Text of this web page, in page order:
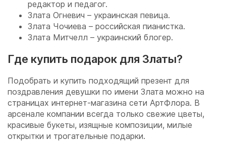
редактор и педагог.
Злата Огневич – украинская певица.
Злата Чочиева – российская пианистка.
Злата Митчелл – украинский блогер.
Где купить подарок для Златы?
Подобрать и купить подходящий презент для
поздравления девушки по имени Злата можно на
страницах интернет-магазина сети АртФлора. В
арсенале компании всегда только свежие цветы,
красивые букеты, изящные композиции, милые
открытки и трогательные подарки.